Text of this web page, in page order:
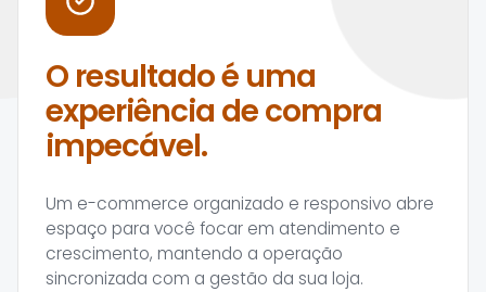
O resultado é uma
experiência de compra
impecável.
Um e-commerce organizado e responsivo abre
espaço para você focar em atendimento e
crescimento, mantendo a operação
sincronizada com a gestão da sua loja.